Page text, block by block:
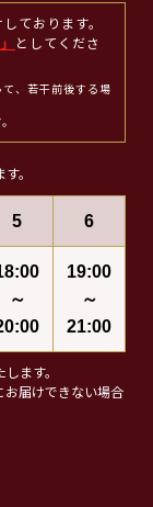
ております。
としてくださ
、若干前後する場
。
5 6
～
19:00
～
21:00
ます。
お届けできない場合